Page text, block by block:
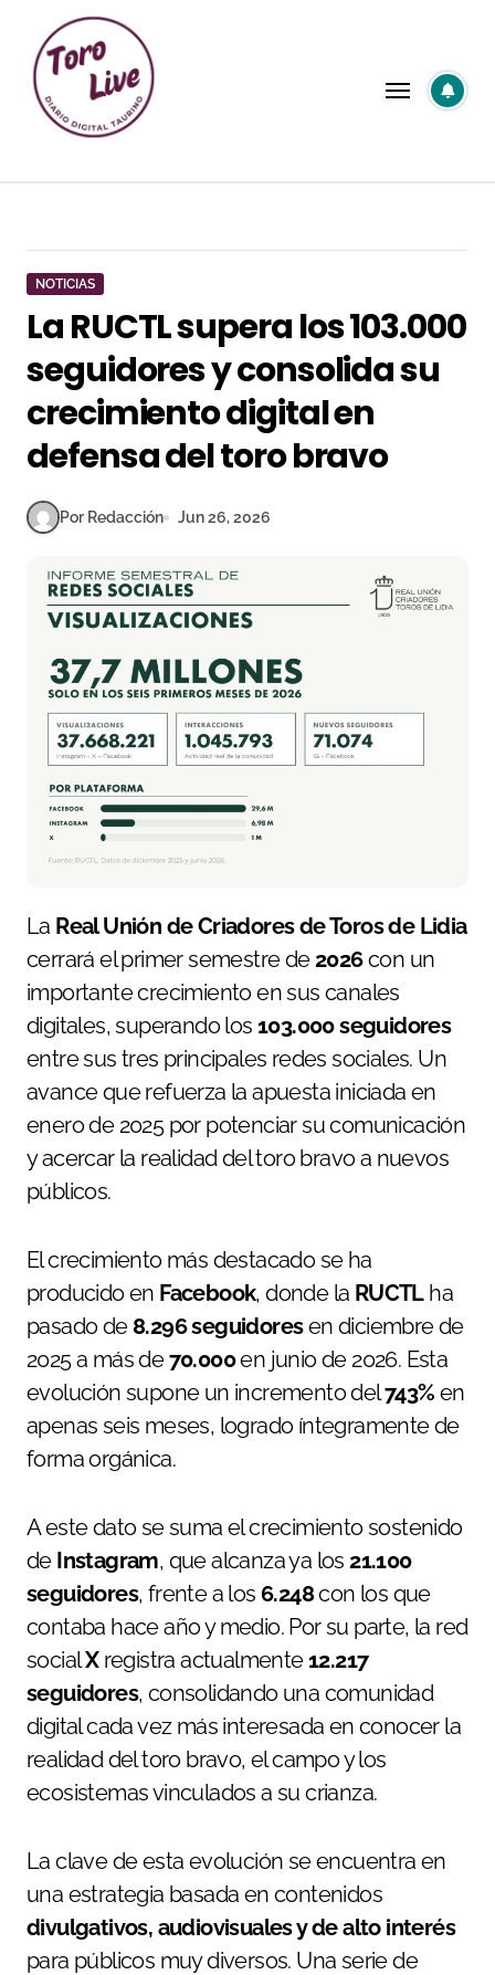
contenido
NOTICIAS
La RUCTL supera los 103.000
seguidores y consolida su
crecimiento digital en
defensa del toro bravo
Por Redacción Jun 26, 2026
La Real Unión de Criadores de Toros de Lidia
cerrará el primer semestre de2026con un
importante crecimiento en sus canales
digitales, superando los 103.000 seguidores
entre sus tres principales redes sociales. Un
avance que refuerza la apuesta iniciada en
enero de 2025 por potenciar su comunicación
y acercar la realidad del toro bravo a nuevos
públicos.
El crecimiento más destacado se ha
producido en Facebook, donde la RUCTLha
pasado de 8.296 seguidoresen diciembre de
2025 a más de70.000en junio de 2026. Esta
evolución supone un incremento del743% en
apenas seis meses, logrado íntegramente de
forma orgánica.
A este dato se suma el crecimiento sostenido
de Instagram, que alcanza ya los21.100
seguidores, frente a los 6.248con los que
contaba hace año y medio. Por su parte, la red
socialXregistra actualmente12.217
seguidores, consolidando una comunidad
digital cada vez más interesada en conocer la
realidad del toro bravo, el campo y los
ecosistemas vinculados a su crianza.
La clave de esta evolución se encuentra en
una estrategia basada en contenidos
divulgativos, audiovisuales y de alto interés
para públicos muy diversos. Una serie de